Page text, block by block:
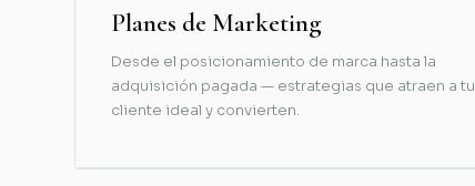
Planes de Marketing
Desde el posicionamiento de marca hasta la
adquisición pagada — estrategias que atraen a tu
cliente ideal y convierten.